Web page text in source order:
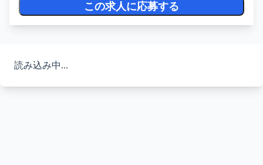
この求人に応募する
読み込み中...